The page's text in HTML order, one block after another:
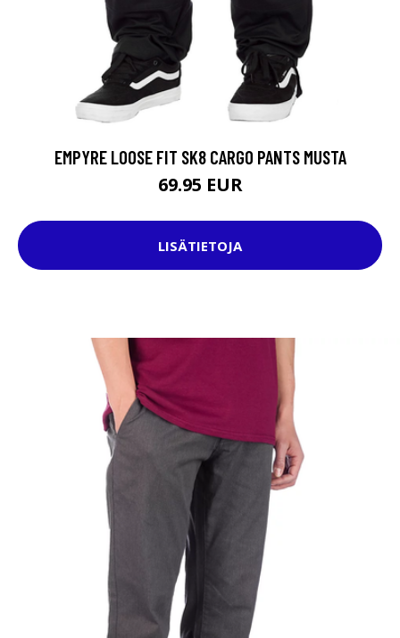
EMPYRE LOOSE FIT SK8 CARGO PANTS MUSTA
69.95 EUR
LISÄTIETOJA